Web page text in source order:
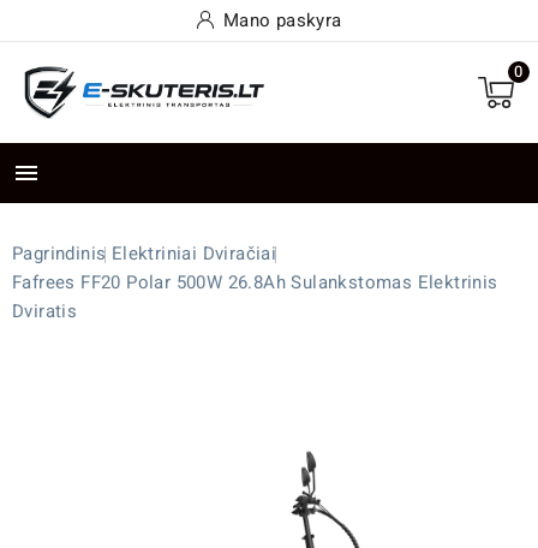
Mano paskyra
0

Pagrindinis Elektriniai Dviračiai
Fafrees FF20 Polar 500W 26.8Ah Sulankstomas Elektrinis
Dviratis